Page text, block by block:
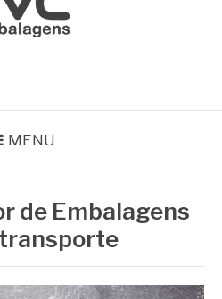
MENU
de Embalagens